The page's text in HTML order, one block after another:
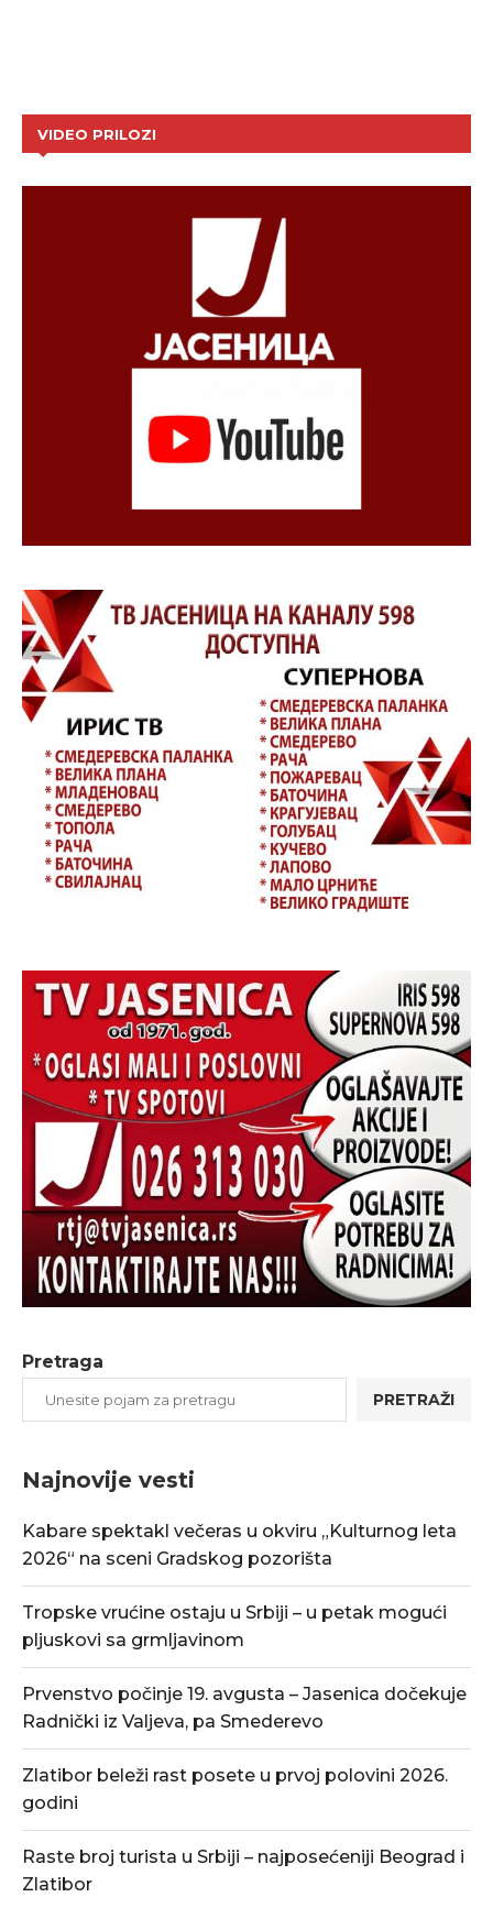
VIDEO PRILOZI
Pretraga
PRETRAŽI
Najnovije vesti
Kabare spektakl večeras u okviru „Kulturnog leta
2026“ na sceni Gradskog pozorišta
Tropske vrućine ostaju u Srbiji – u petak mogući
pljuskovi sa grmljavinom
Prvenstvo počinje 19. avgusta – Jasenica dočekuje
Radnički iz Valjeva, pa Smederevo
Zlatibor beleži rast posete u prvoj polovini 2026.
godini
Raste broj turista u Srbiji – najposećeniji Beograd i
Zlatibor